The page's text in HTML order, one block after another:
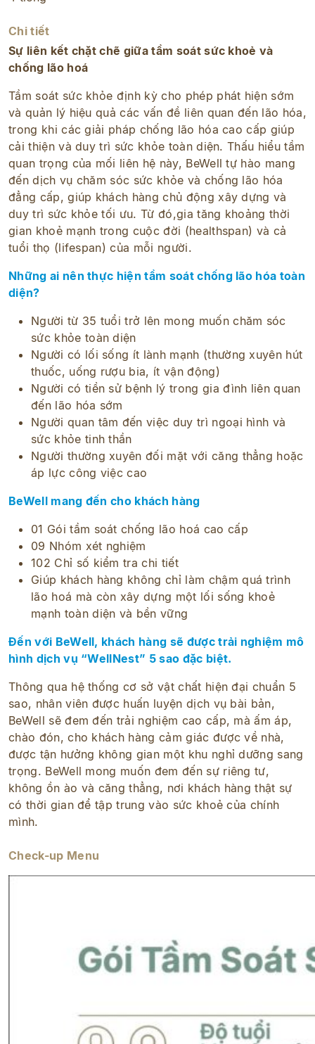
Chi tiết
Sự liên kết chặt chẽ giữa tầm soát sức khoẻ và
chống lão hoá
Tầm soát sức khỏe định kỳ cho phép phát hiện sớm
và quản lý hiệu quả các vấn đề liên quan đến lão hóa,
trong khi các giải pháp chống lão hóa cao cấp giúp
cải thiện và duy trì sức khỏe toàn diện. Thấu hiểu tầm
quan trọng của mối liên hệ này, BeWell tự hào mang
đến dịch vụ chăm sóc sức khỏe và chống lão hóa
đẳng cấp, giúp khách hàng chủ động xây dựng và
duy trì sức khỏe tối ưu. Từ đó,gia tăng khoảng thời
gian khoẻ mạnh trong cuộc đời (healthspan) và cả
tuổi thọ (lifespan) của mỗi người.
Những ai nên thực hiện tầm soát chống lão hóa toàn
diện?​
Người từ 35 tuổi trở lên mong muốn chăm sóc
sức khỏe toàn diện​
Người có lối sống ít lành mạnh (thường xuyên hút
thuốc, uống rượu bia, ít vận động)​
Người có tiền sử bệnh lý trong gia đình liên quan
đến lão hóa sớm​
Người quan tâm đến việc duy trì ngoại hình và
sức khỏe tinh thần​
Người thường xuyên đối mặt với căng thẳng hoặc
áp lực công việc cao​
BeWell mang đến cho khách hàng
01 Gói tầm soát chống lão hoá cao cấp
09 Nhóm xét nghiệm
102 Chỉ số kiểm tra chi tiết
Giúp khách hàng không chỉ làm chậm quá trình
lão hoá mà còn xây dựng một lối sống khoẻ
mạnh toàn diện và bền vững
Đến với BeWell, khách hàng sẽ được trải nghiệm mô
hình dịch vụ “WellNest” 5 sao đặc biệt.
Thông qua hệ thống cơ sở vật chất hiện đại chuẩn 5
sao, nhân viên được huấn luyện dịch vụ bài bản,
BeWell sẽ đem đến trải nghiệm cao cấp, mà ấm áp,
chào đón, cho khách hàng cảm giác được về nhà,
được tận hưởng không gian một khu nghỉ dưỡng sang
trọng. BeWell mong muốn đem đến sự riêng tư,
không ồn ào và căng thẳng, nơi khách hàng thật sự
có thời gian để tập trung vào sức khoẻ của chính
mình.​
Check-up Menu